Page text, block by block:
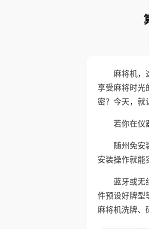
麻将机，
享受麻将时光
密？今天，就
若你在仪
随州免安
安装操作就能
蓝牙或无
件预设好牌型
麻将机洗牌、